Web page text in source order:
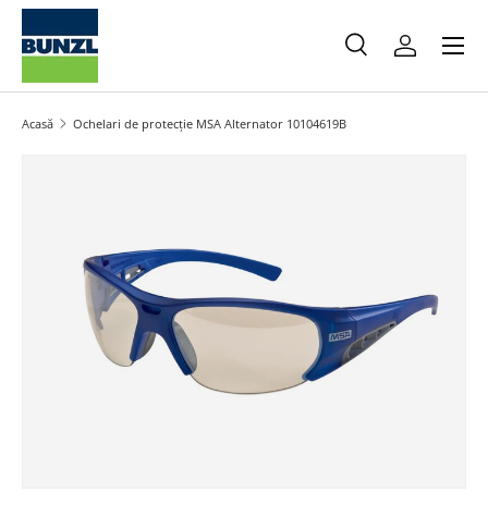
Salt la conținut
Caută
Caută
Meniu
Acasă Ochelari de protecție MSA Alternator 10104619B